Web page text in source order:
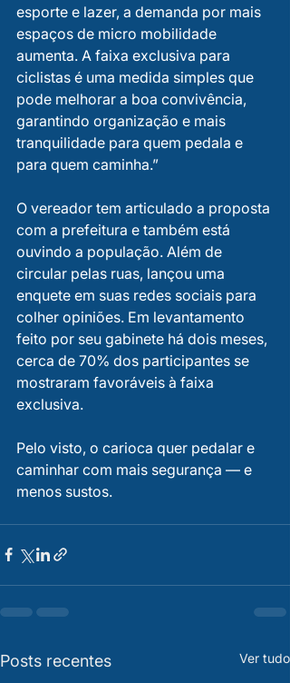
esporte e lazer, a demanda por mais
espaços de micro mobilidade
aumenta. A faixa exclusiva para
ciclistas é uma medida simples que
pode melhorar a boa convivência,
garantindo organização e mais
tranquilidade para quem pedala e
para quem caminha.”
O vereador tem articulado a proposta
com a prefeitura e também está
ouvindo a população. Além de
circular pelas ruas, lançou uma
enquete em suas redes sociais para
colher opiniões. Em levantamento
feito por seu gabinete há dois meses,
cerca de 70% dos participantes se
mostraram favoráveis à faixa
exclusiva.
Pelo visto, o carioca quer pedalar e
caminhar com mais segurança — e
menos sustos.
Posts recentes Ver tudo